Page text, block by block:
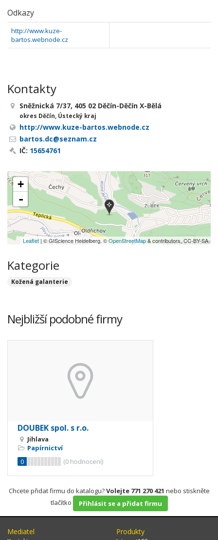
Odkazy
http://www.kuze-
bartos.webnode.cz
Kontakty
Sněžnická 7/37, 405 02 Děčín-Děčín X-Bělá
okres Děčín, Ústecký kraj
http://www.kuze-bartos.webnode.cz
bartos.dc@seznam.cz
IČ: 15654761
+
-
Leaflet | © GIScience Heidelberg, ©OpenStreetMap& contributors, CC-BY-SA
Kategorie
Kožená galanterie
Nejbližší podobné firmy
DOUBEK spol. s r.o.
Jihlava
Papírnictví
0
(0 hodnocení)
Chcete přidat firmu do katalogu?Volejte 771 270 421 nebo stiskněte
tlačítko
Přihlásit se a přidat firmu
Mediatel Produkty